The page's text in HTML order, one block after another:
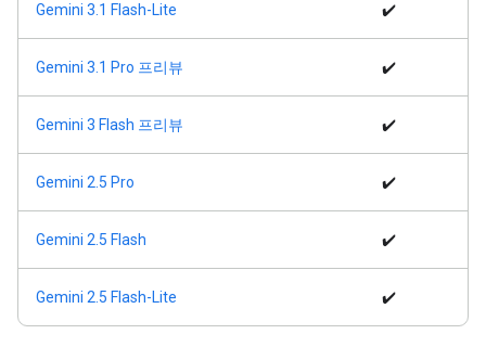
Gemini 3.1 Flash-Lite ✔️
Gemini 3.1 Pro 프리뷰 ✔️
Gemini 3 Flash 프리뷰 ✔️
Gemini 2.5 Pro ✔️
Gemini 2.5 Flash ✔️
Gemini 2.5 Flash-Lite ✔️